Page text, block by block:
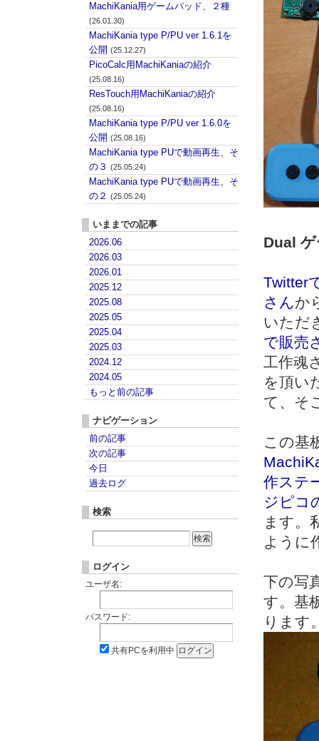
Dual
Twitter
さんか
いただ
で販売
工作魂
を頂い
て、そ
この基
作ステ
ジピコ
ます。
ように
下の写
す。基
ります
MachiKania用ゲームパッド、２種
(26.01.30)
MachiKania type P/PU ver 1.6.1を
公開 (25.12.27)
PicoCalc用MachiKaniaの紹介
(25.08.16)
ResTouch用MachiKaniaの紹介
(25.08.16)
MachiKania type P/PU ver 1.6.0を
公開 (25.08.16)
MachiKania type PUで動画再生、そ
の３ (25.05.24)
MachiKania type PUで動画再生、そ
の２ (25.05.24)
いままでの記事
2026.06
2026.03
2026.01
2025.12
2025.08
2025.05
2025.04
2025.03
2024.12
2024.05
もっと前の記事
ナビゲーション
前の記事
次の記事
今日
過去ログ
検索
ログイン
ユーザ名:
パスワード:
共有PCを利用中